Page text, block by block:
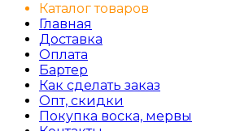
Каталог товаров
Главная
Доставка
Оплата
Бартер
Как сделать заказ
Опт, скидки
Покупка воска, мервы